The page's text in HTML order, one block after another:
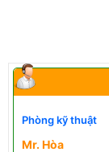
Phòng kỹ thuật
Mr. Hòa